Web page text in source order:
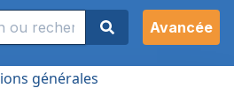
Avancée
générales